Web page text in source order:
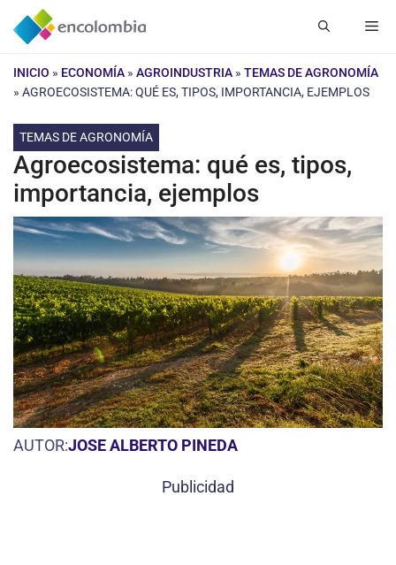
Saltar
INICIO » ECONOMÍA » AGROINDUSTRIA » TEMAS DE AGRONOMÍA
» AGROECOSISTEMA: QUÉ ES, TIPOS, IMPORTANCIA, EJEMPLOS
TEMAS DE AGRONOMÍA
Agroecosistema: qué es, tipos,
importancia, ejemplos
AUTOR:JOSE ALBERTO PINEDA
Publicidad